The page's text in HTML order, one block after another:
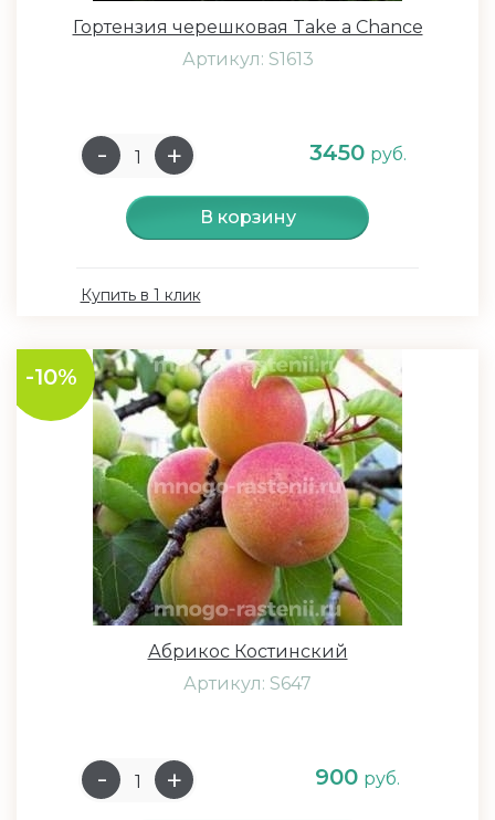
Гортензия черешковая Take a Chance
Артикул: S1613
3450 руб.
В корзину
Купить в 1 клик
-10%
Абрикос Костинский
Артикул: S647
900 руб.